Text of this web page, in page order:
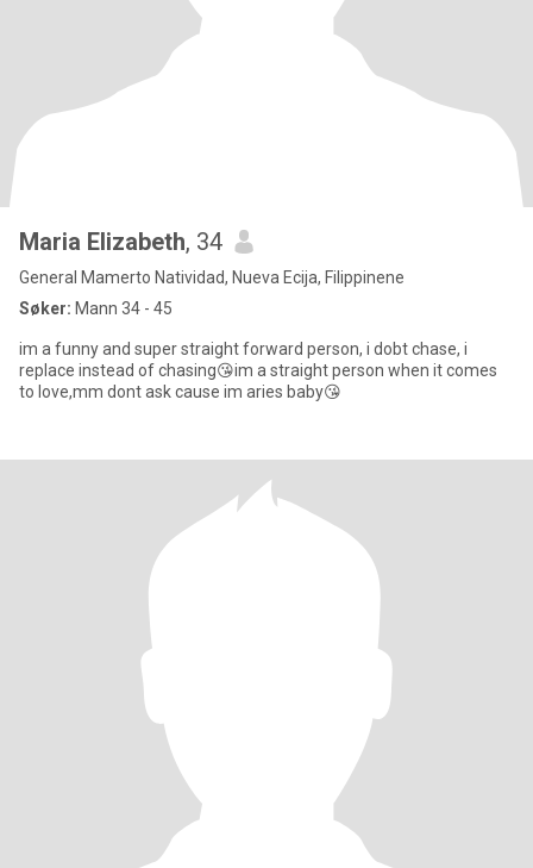
Maria Elizabeth, 34
General Mamerto Natividad, Nueva Ecija, Filippinene
Søker: Mann 34 - 45
im a funny and super straight forward person, i dobt chase, i
replace instead of chasing😘im a straight person when it comes
to love,mm dont ask cause im aries baby😘